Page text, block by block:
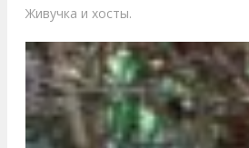
Живучка и хосты.